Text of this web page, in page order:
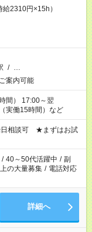
2310円×15h）
/ …
案内可能
間） 17:00～翌
実働15時間）など
日相談可 ★まずはお試
/ 40～50代活躍中 / 副
の大量募集 / 電話対応
詳細へ